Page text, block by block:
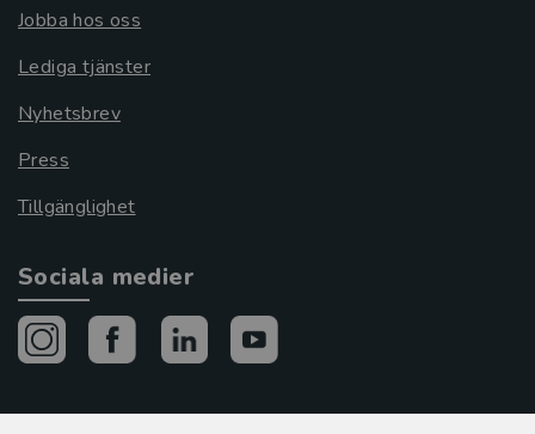
Jobba hos oss
Lediga tjänster
Nyhetsbrev
Press
Tillgänglighet
Sociala medier